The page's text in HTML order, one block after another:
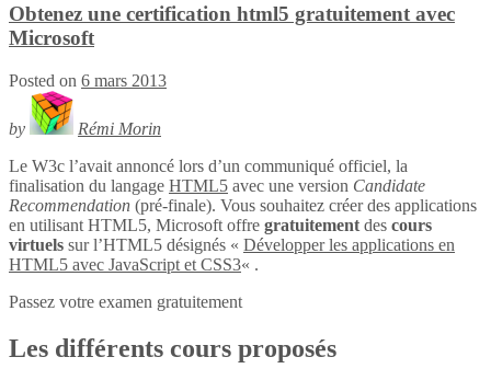
Obtenez une certification html5 gratuitement avec
Microsoft
Posted on 6 mars 2013
by
Rémi Morin
Le W3c l’avait annoncé lors d’un communiqué officiel, la
finalisation du langage HTML5 avec une version Candidate
Recommendation (pré-finale). Vous souhaitez créer des applications
en utilisant HTML5, Microsoft offre gratuitement des cours
virtuels sur l’HTML5 désignés « Développer les applications en
HTML5 avec JavaScript et CSS3« .
Passez votre examen gratuitement
Les différents cours proposés